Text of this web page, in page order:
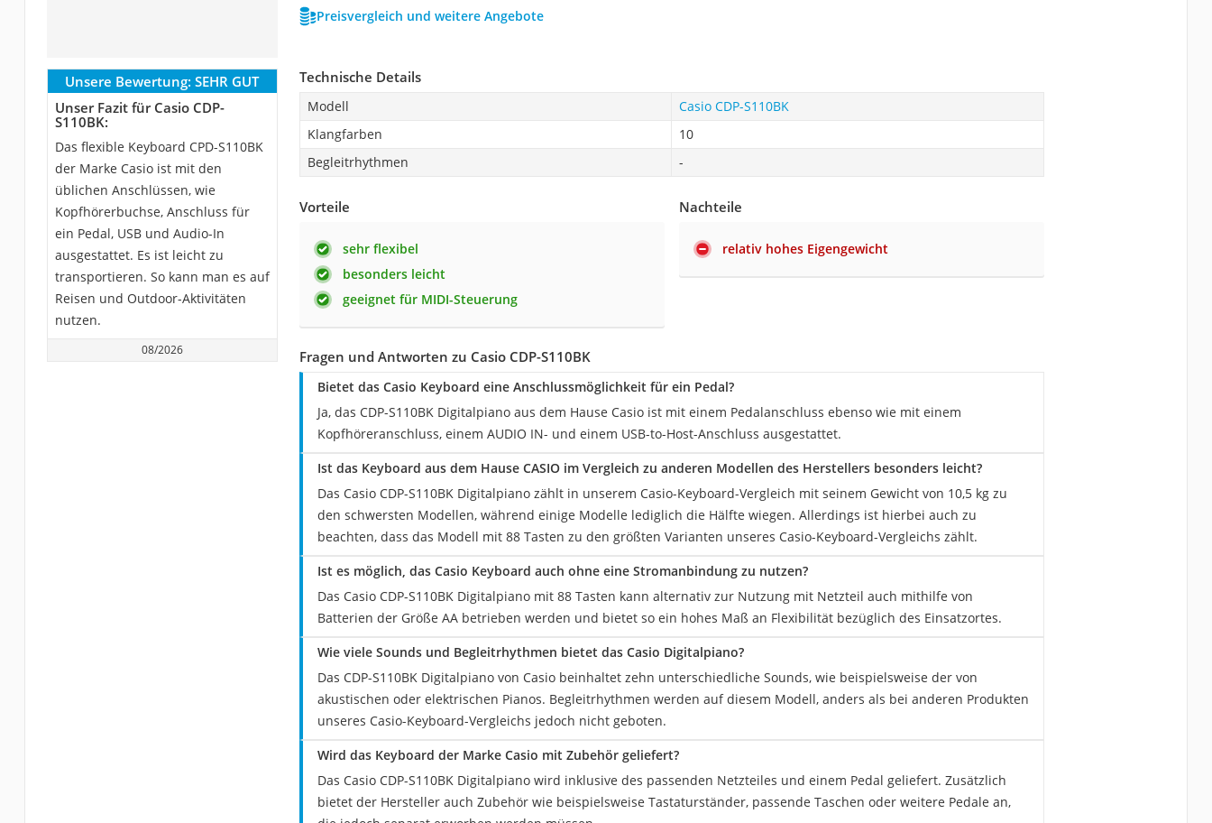
Preisvergleich und weitere Angebote
Unsere Bewertung: SEHR GUT
Unser Fazit für Casio CDP-
S110BK:
Das flexible Keyboard CPD-S110BK
der Marke Casio ist mit den
üblichen Anschlüssen, wie
Kopfhörerbuchse, Anschluss für
ein Pedal, USB und Audio-In
ausgestattet. Es ist leicht zu
transportieren. So kann man es auf
Reisen und Outdoor-Aktivitäten
nutzen.
08/2026
Technische Details
Modell
Casio CDP-S110BK
Klangfarben
10
Begleitrhythmen
-
Vorteile
sehr flexibel
besonders leicht
geeignet für MIDI-Steuerung
Nachteile
relativ hohes Eigengewicht
Fragen und Antworten zu Casio CDP-S110BK
Bietet das Casio Keyboard eine Anschlussmöglichkeit für ein Pedal?
Ja, das CDP-S110BK Digitalpiano aus dem Hause Casio ist mit einem Pedalanschluss ebenso wie mit einem
Kopfhöreranschluss, einem AUDIO IN- und einem USB-to-Host-Anschluss ausgestattet.
Ist das Keyboard aus dem Hause CASIO im Vergleich zu anderen Modellen des Herstellers besonders leicht?
Das Casio CDP-S110BK Digitalpiano zählt in unserem Casio-Keyboard-Vergleich mit seinem Gewicht von 10,5 kg zu
den schwersten Modellen, während einige Modelle lediglich die Hälfte wiegen. Allerdings ist hierbei auch zu
beachten, dass das Modell mit 88 Tasten zu den größten Varianten unseres Casio-Keyboard-Vergleichs zählt.
Ist es möglich, das Casio Keyboard auch ohne eine Stromanbindung zu nutzen?
Das Casio CDP-S110BK Digitalpiano mit 88 Tasten kann alternativ zur Nutzung mit Netzteil auch mithilfe von
Batterien der Größe AA betrieben werden und bietet so ein hohes Maß an Flexibilität bezüglich des Einsatzortes.
Wie viele Sounds und Begleitrhythmen bietet das Casio Digitalpiano?
Das CDP-S110BK Digitalpiano von Casio beinhaltet zehn unterschiedliche Sounds, wie beispielsweise der von
akustischen oder elektrischen Pianos. Begleitrhythmen werden auf diesem Modell, anders als bei anderen Produkten
unseres Casio-Keyboard-Vergleichs jedoch nicht geboten.
Wird das Keyboard der Marke Casio mit Zubehör geliefert?
Das Casio CDP-S110BK Digitalpiano wird inklusive des passenden Netzteiles und einem Pedal geliefert. Zusätzlich
bietet der Hersteller auch Zubehör wie beispielsweise Tastaturständer, passende Taschen oder weitere Pedale an,